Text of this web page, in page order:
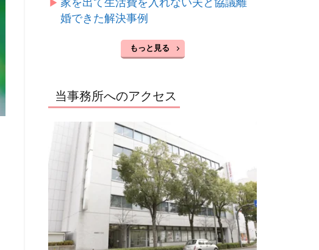
婚できた解決事例
もっと見る
当事務所へのアクセス